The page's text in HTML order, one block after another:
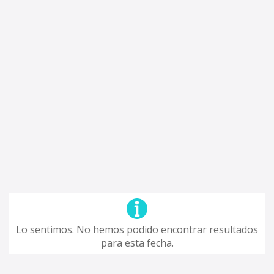
Lo sentimos. No hemos podido encontrar resultados
para esta fecha.